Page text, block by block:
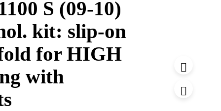
S (09-10)
kit: slip-on
for HIGH
with